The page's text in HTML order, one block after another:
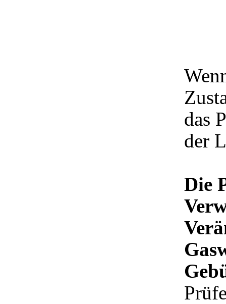
das
der
Die